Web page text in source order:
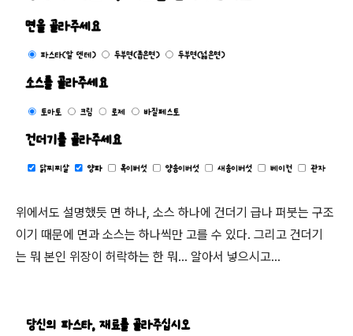
위에서도 설명했듯 면 하나, 소스 하나에 건더기 급나 퍼붓는 구조
이기 때문에 면과 소스는 하나씩만 고를 수 있다. 그리고 건더기
는 뭐 본인 위장이 허락하는 한 뭐… 알아서 넣으시고…